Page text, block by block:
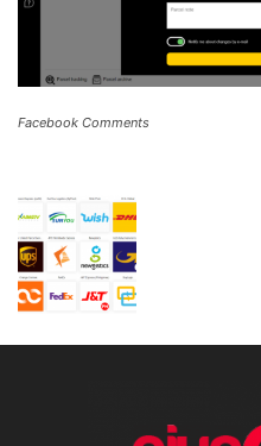
Facebook Comments